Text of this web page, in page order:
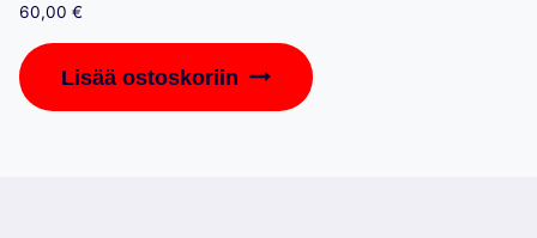
60,00 €
Lisää ostoskoriin